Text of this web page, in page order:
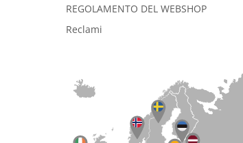
REGOLAMENTO DEL WEBSHOP
Reclami